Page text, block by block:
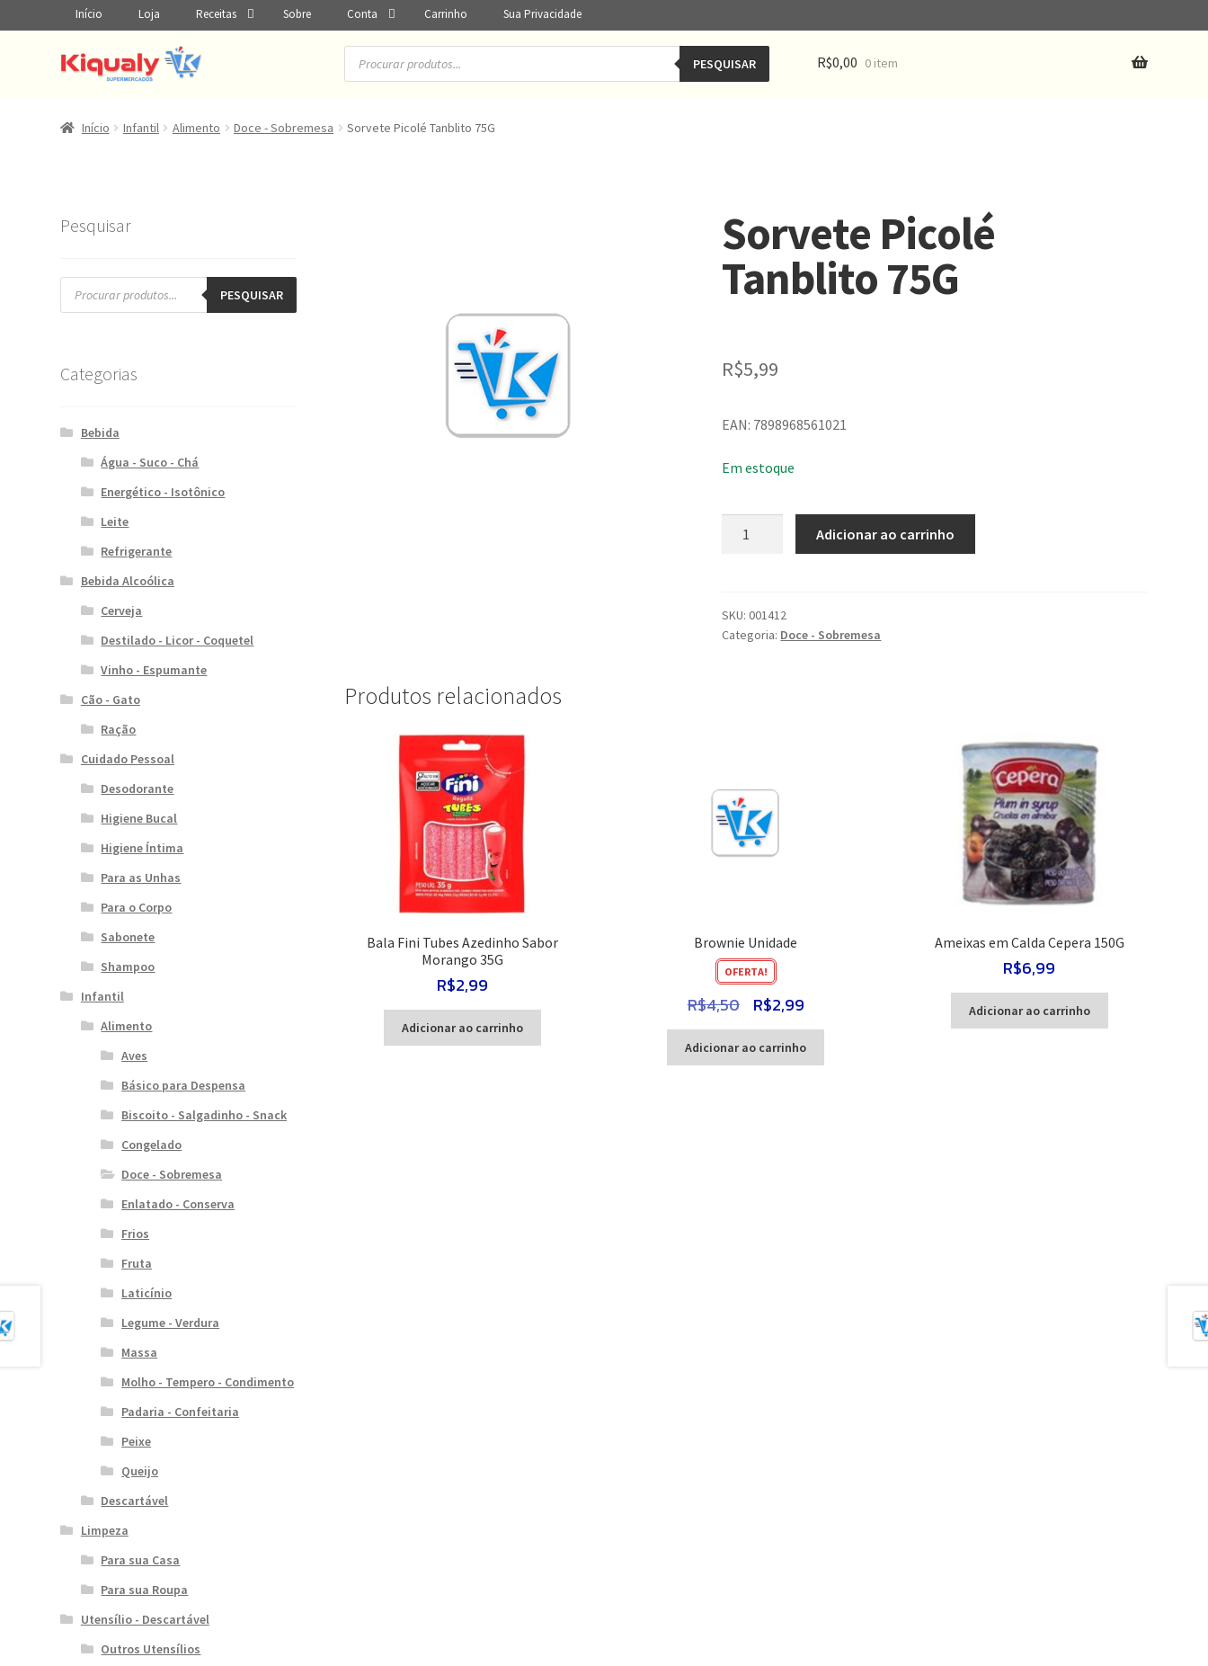
Início Loja Receitas Sobre Conta Carrinho Sua Privacidade
Pesquisar
produtos PESQUISAR R$0,00 0 item
Início Infantil Alimento Doce - Sobremesa Sorvete Picolé Tanblito 75G
Sorvete Picolé
Tanblito 75G
R$5,99
EAN: 7898968561021
Em estoque
quantidade
Adicionar ao carrinho
SKU:001412
Categoria: Doce - Sobremesa
Produtos relacionados
Bala Fini Tubes Azedinho Sabor
Morango 35G
R$2,99
Adicionar ao carrinho
Brownie Unidade
OFERTA!
R$4,50
preço
original
era:
R$2,99O
preço
atual
é:
Adicionar ao carrinho
Ameixas em Calda Cepera 150G
R$6,99
Adicionar ao carrinho
Pesquisar
Pesquisar
produtos PESQUISAR
Categorias
Bebida
Água - Suco - Chá
Energético - Isotônico
Leite
Refrigerante
Bebida Alcoólica
Cerveja
Destilado - Licor - Coquetel
Vinho - Espumante
Cão - Gato
Ração
Cuidado Pessoal
Desodorante
Higiene Bucal
Higiene Íntima
Para as Unhas
Para o Corpo
Sabonete
Shampoo
Infantil
Alimento
Aves
Básico para Despensa
Biscoito - Salgadinho - Snack
Congelado
Doce - Sobremesa
Enlatado - Conserva
Frios
Fruta
Laticínio
Legume - Verdura
Massa
Molho - Tempero - Condimento
Padaria - Confeitaria
Peixe
Queijo
Descartável
Limpeza
Para sua Casa
Para sua Roupa
Utensílio - Descartável
Outros Utensílios